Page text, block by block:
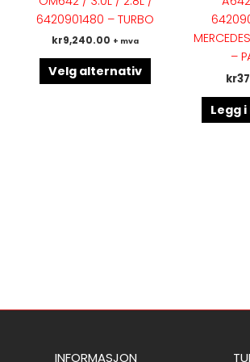
6420901480 – TURBO
kr9,240.00 + mva
Velg alternativ
Alternativene
kan
produktsiden
–
kr
Legg
INFORMASJON